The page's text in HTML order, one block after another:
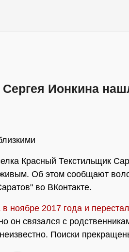
Ионкина
Красный Текстильщик
Об этом сообщают
во ВКонтакте.
ноябре 2017 года и
он связался с
Поиски